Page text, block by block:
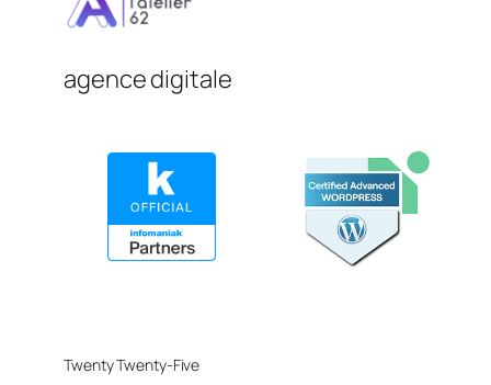
agence digitale
Twenty Twenty-Five